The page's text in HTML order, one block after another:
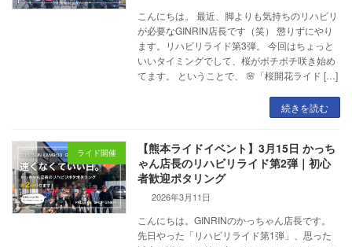
こんにちは。 最近、脚よりも気持ちのリハビリ
が必要なGINRIN店長です（笑） 懲りずにやり
ます。リハビリライド第3弾。 今回はちょっと
いいタイミングでして、桜がボチボチ咲き始め
てます。 ということで、 🌸「桜開花ライド […]
続きを読む
ライド開催
【熊本ライドイベント】3月15日 かっち
ゃん店長のリハビリライド第2弾｜初心
者歓迎ポタリング
2026年3月11日
こんにちは。GINRINのかっちゃん店長です。
先日やった「リハビリライド第1弾」、思った